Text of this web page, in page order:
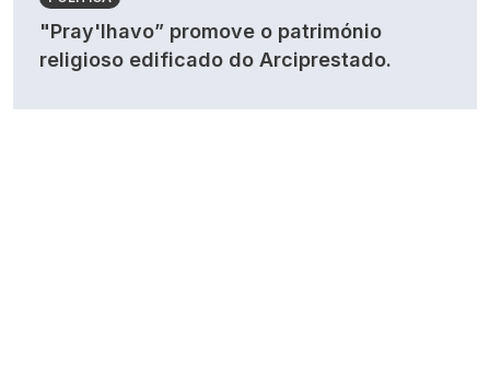
"Pray'lhavo” promove o património
religioso edificado do Arciprestado.